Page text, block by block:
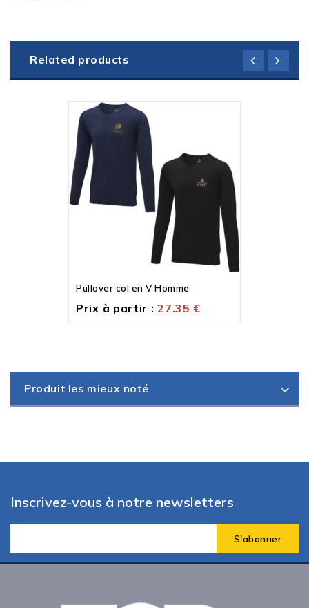
Related products
Pullover col en V Homme
Prix à partir : 27.35€
Produit les mieux noté
Inscrivez-vous à notre newsletters